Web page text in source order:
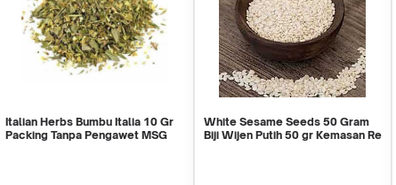
Italian Herbs Bumbu Italia 10 Gr
Packing Tanpa Pengawet MSG
White Sesame Seeds 50 Gram
Biji Wijen Putih 50 gr Kemasan Re